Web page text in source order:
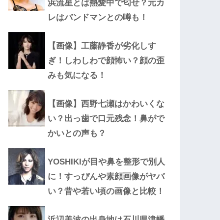
浜流星とは熱愛中で匂せ？元カ
レはバンドマンとの噂も！
【画像】工藤静香が劣化しす
ぎ！しわしわで顔怖い？顔の歪
みも気になる！
【画像】西野七瀬はかわいくな
い？出っ歯で口元残念！鼻がで
かいとの声も？
YOSHIKIが目や鼻を整形で別人
に！すっぴんや素顔画像がヤバ
い？昔や若い頃の画像と比較！